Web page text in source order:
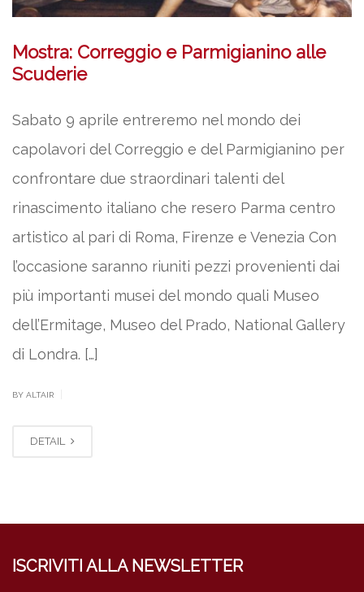
Mostra: Correggio e Parmigianino alle
Scuderie
Sabato 9 aprile entreremo nel mondo dei
capolavori del Correggio e del Parmigianino per
confrontare due straordinari talenti del
rinascimento italiano che resero Parma centro
artistico al pari di Roma, Firenze e Venezia Con
l’occasione saranno riuniti pezzi provenienti dai
più importanti musei del mondo quali Museo
dell’Ermitage, Museo del Prado, National Gallery
di Londra. […]
BY ALTAIR
DETAIL
ISCRIVITI ALLA NEWSLETTER